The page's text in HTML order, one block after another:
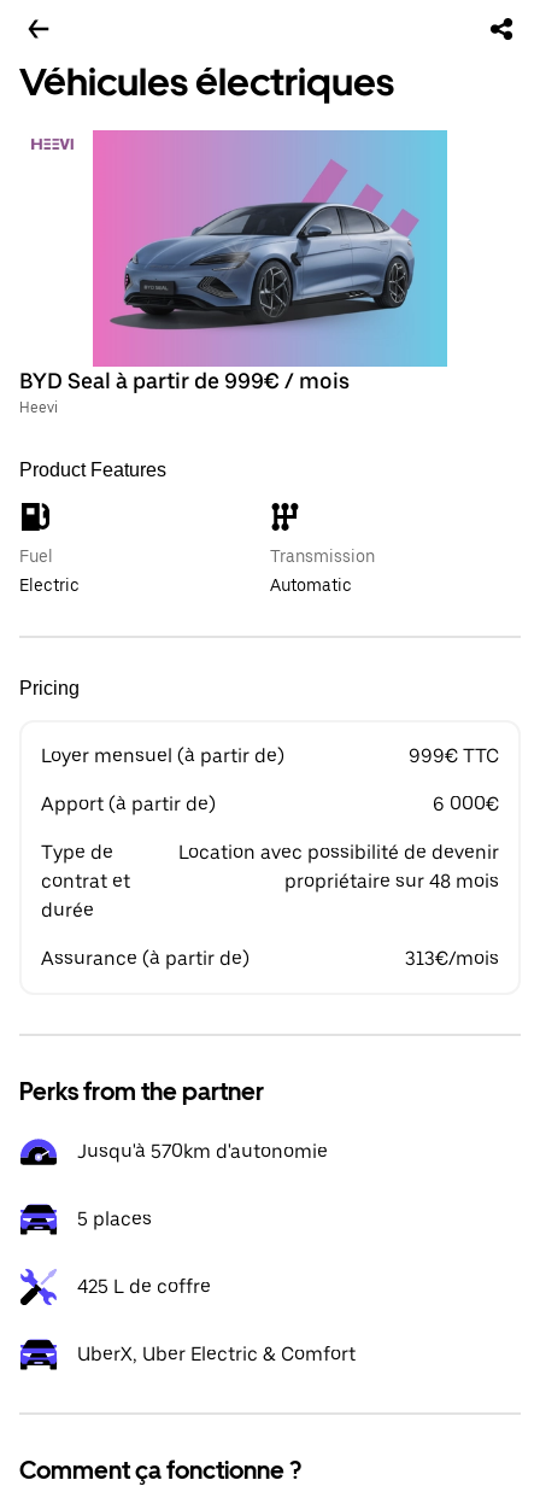
Véhicules électriques
BYD Seal à partir de 999€ / mois
Heevi
Product Features
Fuel
Electric
Transmission
Automatic
Pricing
Loyer mensuel (à partir de) 999€ TTC
Apport (à partir de) 6 000€
Type de
contrat et
durée
Location avec possibilité de devenir
propriétaire sur 48 mois
Assurance (à partir de) 313€/mois
Perks from the partner
Jusqu'à 570km d'autonomie
5 places
425 L de coffre
UberX, Uber Electric & Comfort
Comment ça fonctionne ?